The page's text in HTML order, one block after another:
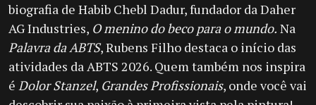
biografia de Habib Chebl Dadur, fundador da Daher
AG Industries, O menino do beco para o mundo. Na
Palavra da ABTS, Rubens Filho destaca o início das
atividades da ABTS 2026. Quem também nos inspira
é Dolor Stanzel, Grandes Profissionais, onde você vai